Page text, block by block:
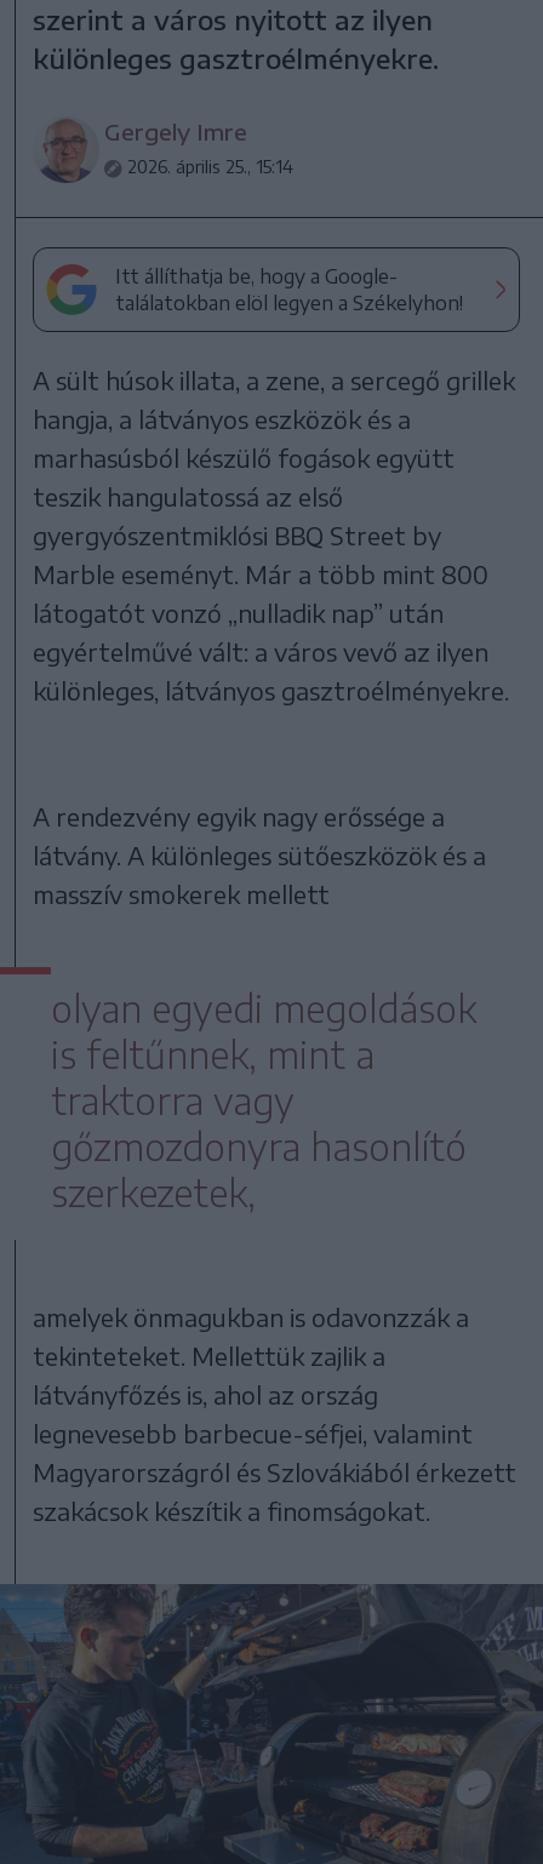
szerint a város nyitott az ilyen
különleges gasztroélményekre.
Gergely Imre
2026. április 25., 15:14
Itt állíthatja be, hogy a Google-
találatokban elöl legyen a Székelyhon!
A sült húsok illata, a zene, a sercegő grillek
hangja, a látványos eszközök és a
marhasúsból készülő fogások együtt
teszik hangulatossá az első
gyergyószentmiklósi BBQ Street by
Marble eseményt. Már a több mint 800
látogatót vonzó „nulladik nap” után
egyértelművé vált: a város vevő az ilyen
különleges, látványos gasztroélményekre.
A rendezvény egyik nagy erőssége a
látvány. A különleges sütőeszközök és a
masszív smokerek mellett
olyan egyedi megoldások
is feltűnnek, mint a
traktorra vagy
gőzmozdonyra hasonlító
szerkezetek,
amelyek önmagukban is odavonzzák a
tekinteteket. Mellettük zajlik a
látványfőzés is, ahol az ország
legnevesebb barbecue-séfjei, valamint
Magyarországról és Szlovákiából érkezett
szakácsok készítik a finomságokat.